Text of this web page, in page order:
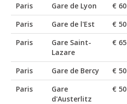
Paris
Gare de Lyon € 60
Paris
Gare de l'Est € 50
Paris
Gare Saint-
Lazare
€ 65
Paris Gare de Bercy € 50
Paris
Gare
d'Austerlitz
€ 50